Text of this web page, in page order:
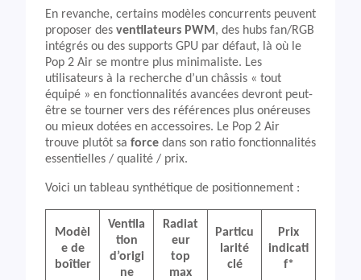
En revanche, certains modèles concurrents peuvent
proposer des ventilateurs PWM , des hubs fan/RGB
intégrés ou des supports GPU par défaut, là où le
Pop 2 Air se montre plus minimaliste. Les
utilisateurs à la recherche d’un châssis « tout
équipé » en fonctionnalités avancées devront peut-
être se tourner vers des références plus onéreuses
ou mieux dotées en accessoires. Le Pop 2 Air
trouve plutôt sa force dans son ratio fonctionnalités
essentielles / qualité / prix.
Voici un tableau synthétique de positionnement :
Modèl
e de
boîtier
Ventila
tion
d’origi
ne
Radiat
eur
top
max
Particu
larité
clé
Prix
indicati
f*